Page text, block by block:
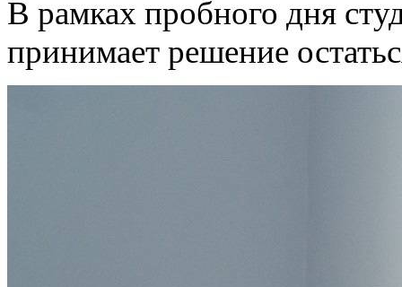
В рамках пробного дня
принимает решение